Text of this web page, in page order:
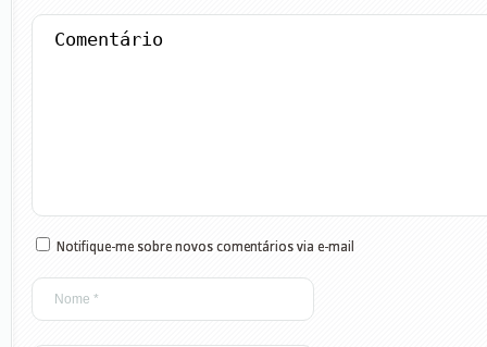
Notifique-me sobre novos comentários via e-mail